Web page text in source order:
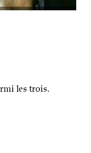
les trois.